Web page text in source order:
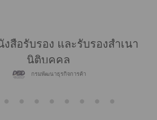
สือรับรอง และรับรองสำเนา
นิติบุคคล
กรมพัฒนาธุรกิจการค้า